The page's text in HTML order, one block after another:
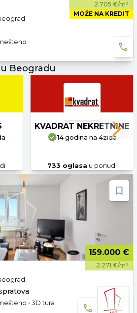
2.705 €/m²
MOŽE NA KREDIT
Beogradu
KVADRAT NEKRETNINE
14 godina na 4zida
733 oglasa u ponudi
Next
159.000 €
2.271 €/m²
• 3D tura